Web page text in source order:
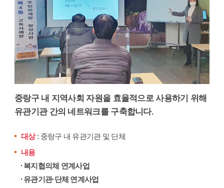
중랑구 내 지역사회 자원을 효율적으로 사용하기 위해
유관기관 간의 네트워크를 구축합니다.
대상: 중랑구 내 유관기관 및 단체
내용
복지협의체 연계사업
유관기관·단체 연계사업